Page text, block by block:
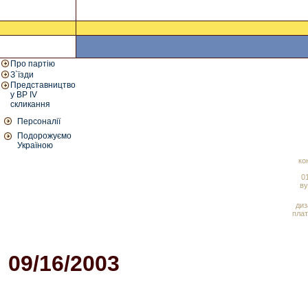
Про партію
З`їзди
Представництво
у ВР IV
скликання
Персоналії
Подорожуємо
Україною
09/16/2003